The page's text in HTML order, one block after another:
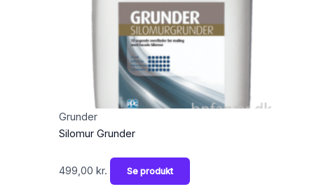
Grunder
Silomur Grunder
499,00 kr. Se produkt